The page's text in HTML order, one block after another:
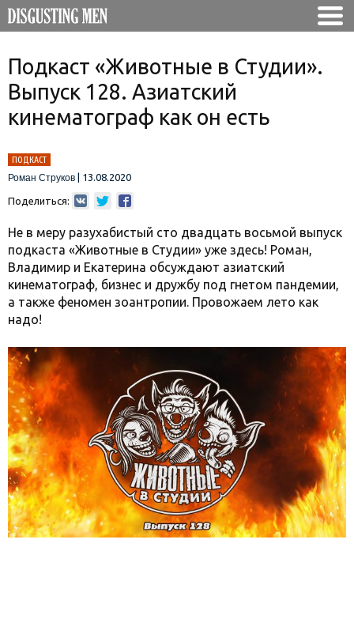
Подкаст «Животные в Студии».
Выпуск 128. Азиатский
кинематограф как он есть
ПОДКАСТ
Роман Струков
13.08.2020
Поделиться:
Не в меру разухабистый сто двадцать восьмой выпуск
подкаста «Животные в Студии» уже здесь! Роман,
Владимир и Екатерина обсуждают азиатский
кинематограф, бизнес и дружбу под гнетом пандемии,
а также феномен зоантропии. Провожаем лето как
надо!